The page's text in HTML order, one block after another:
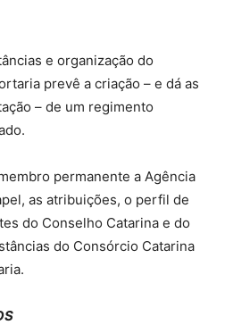
e organização do
prevê a criação – e dá as
– de um regimento
permanente a Agência
as atribuições, o perfil de
do Conselho Catarina e do
do Consórcio Catarina